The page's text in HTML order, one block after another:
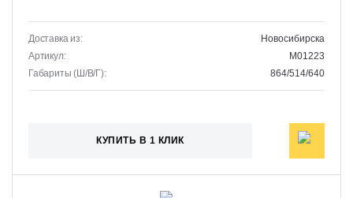
Доставка из:
Новосибирска
Артикул:
M01223
Габариты (Ш/В/Г):
864/514/640
КУПИТЬ В 1 КЛИК